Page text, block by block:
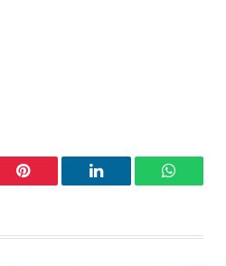
Pinterest LinkedIn